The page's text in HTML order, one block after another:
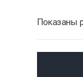
Показаны